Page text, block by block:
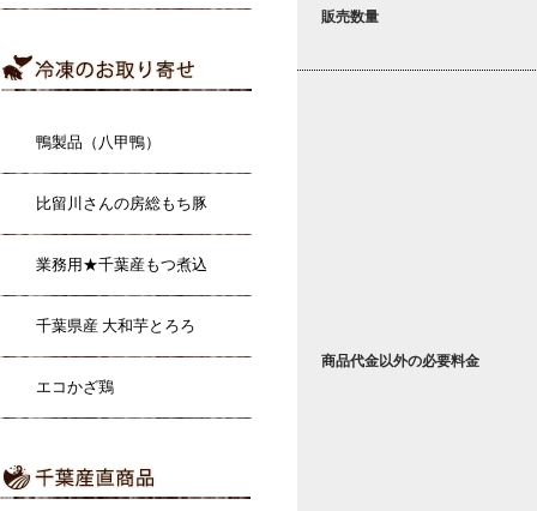
販売数量
商品代金以外の必要料金
鴨製品（八甲鴨）
比留川さんの房総もち豚
業務用★千葉産もつ煮込
千葉県産 大和芋とろろ
エコかざ鶏